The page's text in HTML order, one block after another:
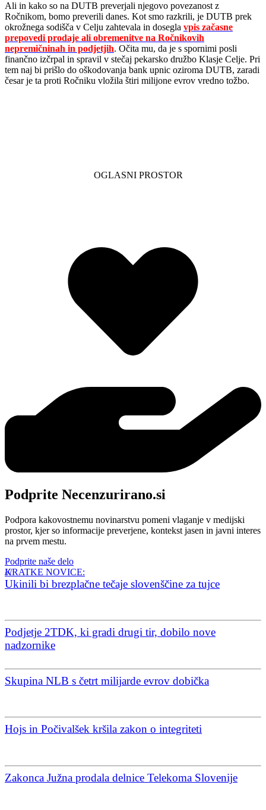
Ali in kako so na DUTB preverjali njegovo povezanost z
Ročnikom, bomo preverili danes. Kot smo razkrili, je DUTB prek
okrožnega sodišča v Celju zahtevala in dosegla vpis začasne
prepovedi prodaje ali obremenitve na Ročnikovih
nepremičninah in podjetjih. Očita mu, da je s spornimi posli
finančno izčrpal in spravil v stečaj pekarsko družbo Klasje Celje. Pri
tem naj bi prišlo do oškodovanja bank upnic oziroma DUTB, zaradi
česar je ta proti Ročniku vložila štiri milijone evrov vredno tožbo.
Podprite Necenzurirano.si
Podpora kakovostnemu novinarstvu pomeni vlaganje v medijski
prostor, kjer so informacije preverjene, kontekst jasen in javni interes
na prvem mestu.
Podprite naše delo
KRATKE NOVICE:
Ukinili bi brezplačne tečaje slovenščine za tujce
Podjetje 2TDK, ki gradi drugi tir, dobilo nove
nadzornike
Skupina NLB s četrt milijarde evrov dobička
Hojs in Počivalšek kršila zakon o integriteti
Zakonca Južna prodala delnice Telekoma Slovenije